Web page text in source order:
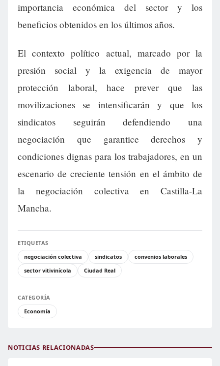
importancia económica del sector y los
beneficios obtenidos en los últimos años.
El contexto político actual, marcado por la
presión social y la exigencia de mayor
protección laboral, hace prever que las
movilizaciones se intensificarán y que los
sindicatos seguirán defendiendo una
negociación que garantice derechos y
condiciones dignas para los trabajadores, en un
escenario de creciente tensión en el ámbito de
la negociación colectiva en Castilla-La
Mancha.
ETIQUETAS
negociación colectiva
sindicatos
convenios laborales
sector vitivinícola
Ciudad Real
CATEGORÍA
Economía
NOTICIAS RELACIONADAS